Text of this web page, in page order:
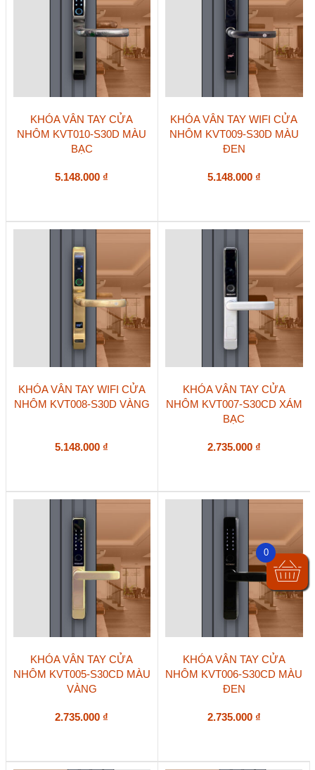
KHÓA VÂN TAY CỬA
NHÔM KVT010-S30D MÀU
BẠC
5.148.000 ₫
KHÓA VÂN TAY WIFI CỬA
NHÔM KVT009-S30D MÀU
ĐEN
5.148.000 ₫
KHÓA VÂN TAY WIFI CỬA
NHÔM KVT008-S30D VÀNG
5.148.000 ₫
KHÓA VÂN TAY CỬA
NHÔM KVT007-S30CD XÁM
BẠC
2.735.000 ₫
KHÓA VÂN TAY CỬA
NHÔM KVT005-S30CD MÀU
VÀNG
2.735.000 ₫
KHÓA VÂN TAY CỬA
NHÔM KVT006-S30CD MÀU
ĐEN
2.735.000 ₫
0